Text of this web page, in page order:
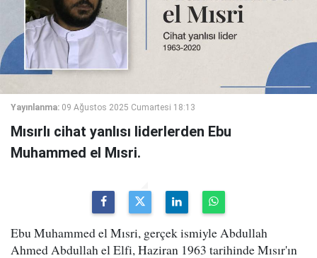
Yayınlanma: 09 Ağustos 2025 Cumartesi 18:13
Mısırlı cihat yanlısı liderlerden Ebu
Muhammed el Mısri.
Ebu Muhammed el Mısri, gerçek ismiyle Abdullah
Ahmed Abdullah el Elfi, Haziran 1963 tarihinde Mısır'ın